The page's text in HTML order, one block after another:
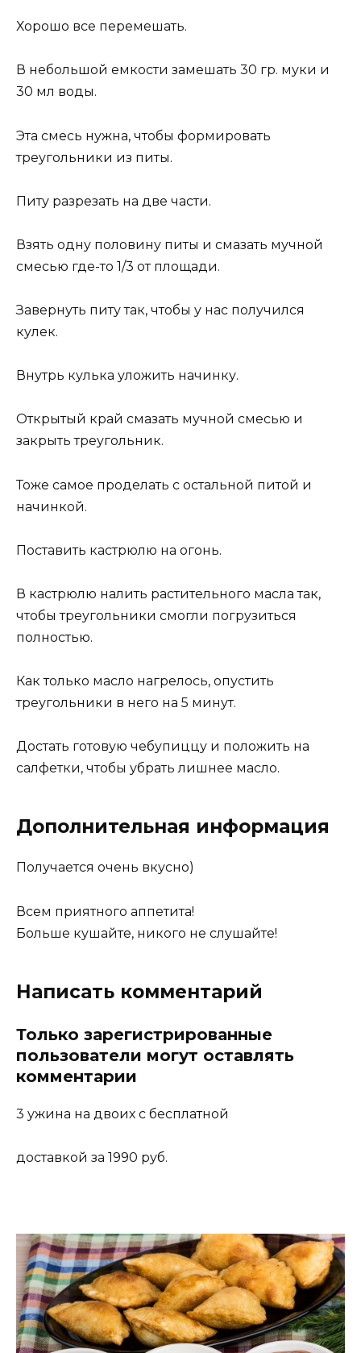
Хорошо все перемешать.
В небольшой емкости замешать 30 гр. муки и
30 мл воды.
Эта смесь нужна, чтобы формировать
треугольники из питы.
Питу разрезать на две части.
Взять одну половину питы и смазать мучной
смесью где-то 1/3 от площади.
Завернуть питу так, чтобы у нас получился
кулек.
Внутрь кулька уложить начинку.
Открытый край смазать мучной смесью и
закрыть треугольник.
Тоже самое проделать с остальной питой и
начинкой.
Поставить кастрюлю на огонь.
В кастрюлю налить растительного масла так,
чтобы треугольники смогли погрузиться
полностью.
Как только масло нагрелось, опустить
треугольники в него на 5 минут.
Достать готовую чебупиццу и положить на
салфетки, чтобы убрать лишнее масло.
Дополнительная информация
Получается очень вкусно)
Всем приятного аппетита!
Больше кушайте, никого не слушайте!
Написать комментарий
Только зарегистрированные
пользователи могут оставлять
комментарии
3 ужина на двоих с бесплатной
доставкой за 1990 руб.